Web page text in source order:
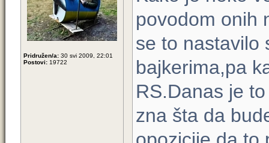
Pridružen/a: 30 svi 2009, 22:01
Postovi: 19722
povodom onih
se to nastavilo
bajkerima,pa
RS.Danas je
zna šta da